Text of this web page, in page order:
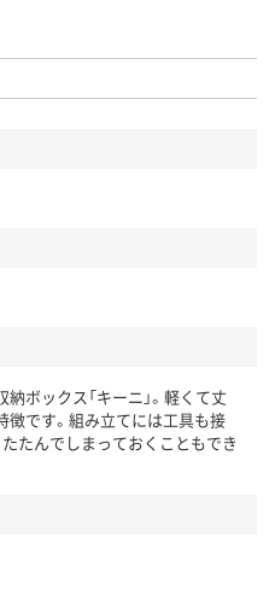
ボックス「キーニ」。軽くて丈
徴です。組み立てには工具も接
たんでしまっておくこともでき